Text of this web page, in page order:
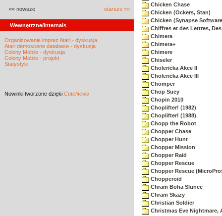
«« nowsze starsze »»
Wewnętrzne/Internals
Organizowanie imprez Atari - dyskusja
Atari demoscene database - dyskusja
Colony Mobile - dyskusja
Colony Mobile - projekt
Statystyki
Nowinki tworzone dzięki CuteNews
Chicken Chase
Chicken (Ockers, Stan)
Chicken (Synapse
Chiffres et des Lettres, Des
Chimera
Chimera+
Chimere
Chiseler
Cholericka Akce II
Cholericka Akce III
Chomper
Chop Suey
Chopin 2010
Choplifter! (1982)
Choplifter! (1988)
Chopp the Robot
Chopper Chase
Chopper Hunt
Chopper Mission
Chopper Raid
Chopper Rescue
Chopper Rescue
Chopperoid
Chram Boha Slunce
Chram Skazy
Christian Soldier
Christmas Eve Nightmare,